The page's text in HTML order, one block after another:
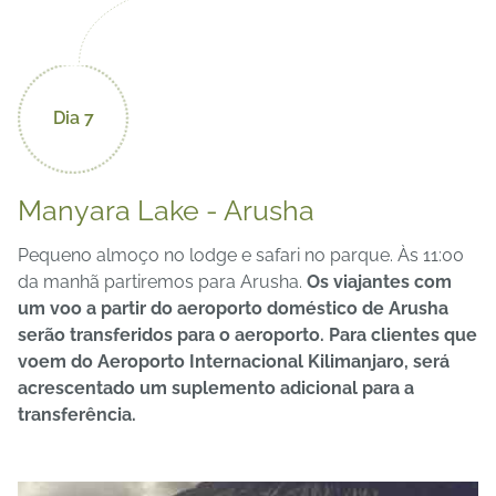
Dia 7
Manyara Lake - Arusha
Pequeno almoço no lodge e safari no parque. Às 11:00
da manhã partiremos para Arusha. Os viajantes com
um voo a partir do aeroporto doméstico de Arusha
serão transferidos para o aeroporto. Para clientes que
voem do Aeroporto Internacional Kilimanjaro, será
acrescentado um suplemento adicional para a
transferência.